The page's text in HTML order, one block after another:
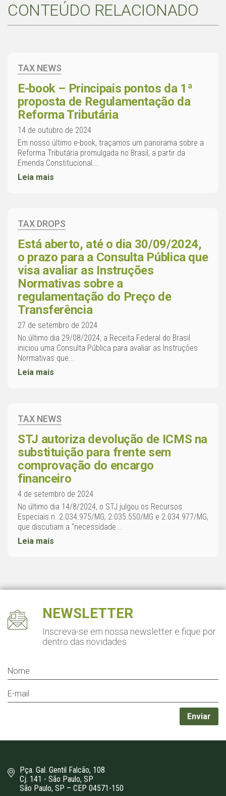
CONTEÚDO RELACIONADO
TAX NEWS
E-book – Principais pontos da 1ª
proposta de Regulamentação da
Reforma Tributária
14 de outubro de 2024
Em nosso último e-book, traçamos um panorama sobre a
Reforma Tributária promulgada no Brasil, a partir da
Emenda Constitucional...
Leia mais
TAX DROPS
Está aberto, até o dia 30/09/2024,
o prazo para a Consulta Pública que
visa avaliar as Instruções
Normativas sobre a
regulamentação do Preço de
Transferência
27 de setembro de 2024
No último dia 29/08/2024, a Receita Federal do Brasil
iniciou uma Consulta Pública para avaliar as Instruções
Normativas que...
Leia mais
TAX NEWS
STJ autoriza devolução de ICMS na
substituição para frente sem
comprovação do encargo
financeiro
4 de setembro de 2024
No último dia 14/8/2024, o STJ julgou os Recursos
Especiais n. 2.034.975/MG, 2.035.550/MG e 2.034.977/MG,
que discutiam a “necessidade...
Leia mais
NEWSLETTER
Inscreva-se em nossa newsletter e fique por
dentro das novidades
Pça. Gal. Gentil Falcão, 108
Cj. 141 - São Paulo, SP
São Paulo, SP – CEP 04571-150